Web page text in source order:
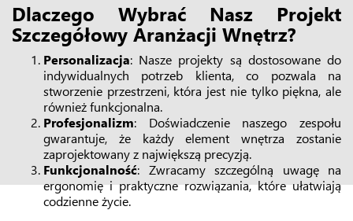
Dlaczego Wybrać Nasz Projekt
Szczegółowy Aranżacji Wnętrz?
Personalizacja: Nasze projekty są dostosowane do
indywidualnych potrzeb klienta, co pozwala na
stworzenie przestrzeni, która jest nie tylko piękna, ale
również funkcjonalna.
Profesjonalizm: Doświadczenie naszego zespołu
gwarantuje, że każdy element wnętrza zostanie
zaprojektowany z największą precyzją.
Funkcjonalność: Zwracamy szczególną uwagę na
ergonomię i praktyczne rozwiązania, które ułatwiają
codzienne życie.